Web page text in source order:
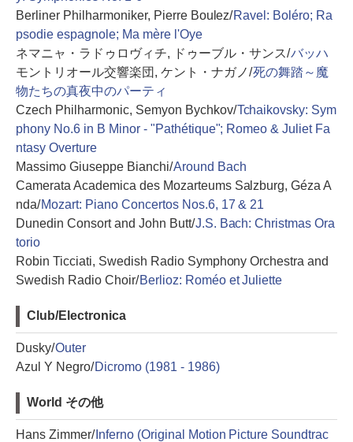
Berliner Philharmoniker, Pierre Boulez/Ravel: Boléro; Ra
psodie espagnole; Ma mère l'Oye
ネマニャ・ラドゥロヴィチ, ドゥーブル・サンス/バッハ
モントリオール交響楽団, ケント・ナガノ/死の舞踏～魔
物たちの真夜中のパーティ
Czech Philharmonic, Semyon Bychkov/Tchaikovsky: Sym
phony No.6 in B Minor - "Pathétique"; Romeo & Juliet Fa
ntasy Overture
Massimo Giuseppe Bianchi/Around Bach
Camerata Academica des Mozarteums Salzburg, Géza A
nda/Mozart: Piano Concertos Nos.6, 17 & 21
Dunedin Consort and John Butt/J.S. Bach: Christmas Ora
torio
Robin Ticciati, Swedish Radio Symphony Orchestra and
Swedish Radio Choir/Berlioz: Roméo et Juliette
Club/Electronica
Dusky/Outer
Azul Y Negro/Dicromo (1981 - 1986)
World その他
Hans Zimmer/Inferno (Original Motion Picture Soundtrac